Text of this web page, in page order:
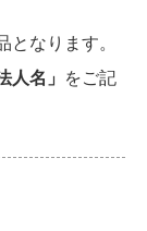
となります。
人名」
をご記